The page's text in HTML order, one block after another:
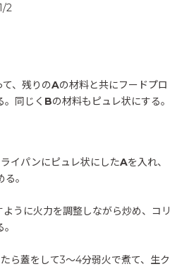
2
、残りのAの材料と共にフードプロ
。同じく Bの材料もピュレ状にする。
イパンにピュレ状にしたAを入れ、
。
うに火力を調整しながら炒め、コリ
ら蓋をして3〜4分弱火で煮て、生ク